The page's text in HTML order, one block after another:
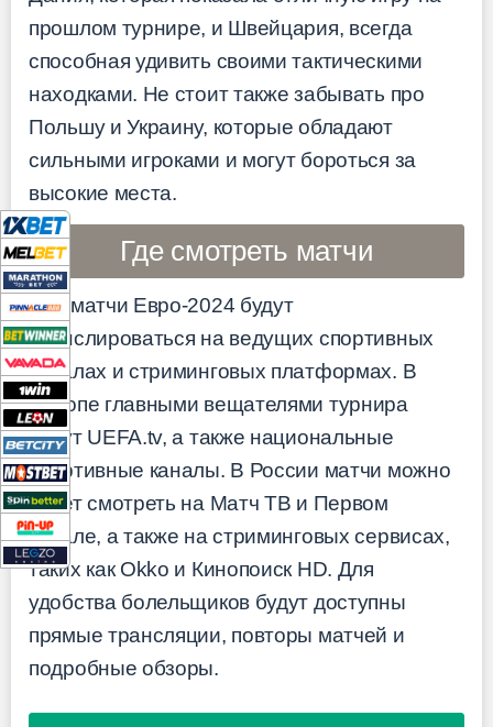
прошлом турнире, и Швейцария, всегда
способная удивить своими тактическими
находками. Не стоит также забывать про
Польшу и Украину, которые обладают
сильными игроками и могут бороться за
высокие места.
Где смотреть матчи
Все матчи Евро-2024 будут
транслироваться на ведущих спортивных
каналах и стриминговых платформах. В
Европе главными вещателями турнира
будут UEFA.tv, а также национальные
спортивные каналы. В России матчи можно
будет смотреть на Матч ТВ и Первом
канале, а также на стриминговых сервисах,
таких как Okko и Кинопоиск HD. Для
удобства болельщиков будут доступны
прямые трансляции, повторы матчей и
подробные обзоры.